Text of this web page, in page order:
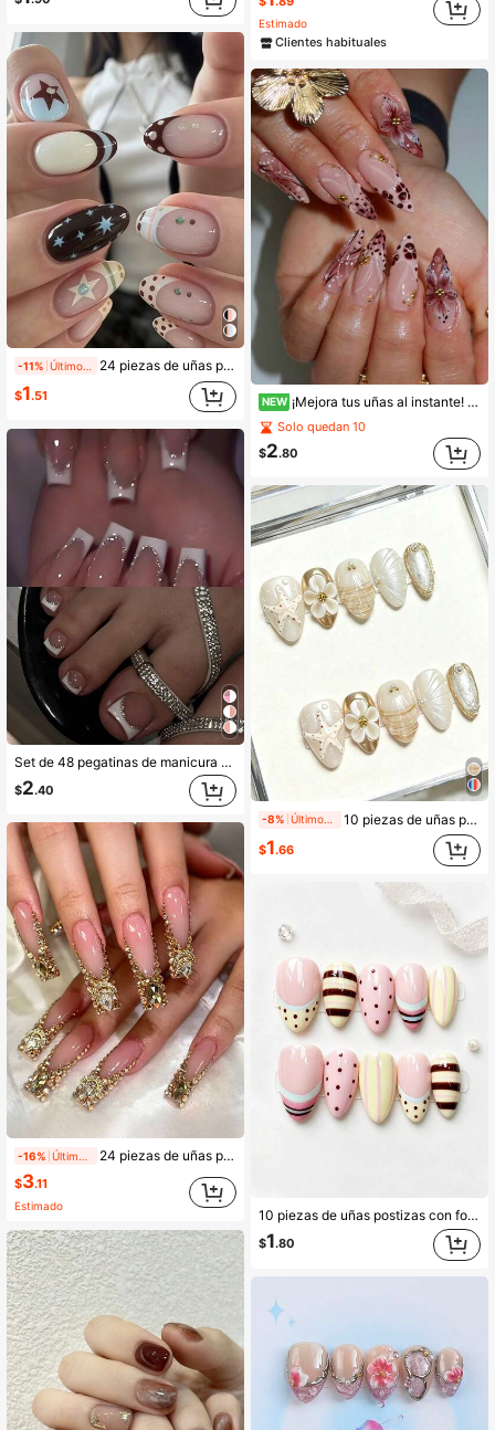
-11% 24 piezas de uñas postizas cortas ovaladas estilo Y2K con estrellas y lunares, diseño francés en crema, amarillo, azul y marrón, cobertura completa, incluye 1 pieza de pegamento de gelatina y 1 lima de uñas, perfectas para uso diario de mujeres y niñas, fiestas festivas, otoño e invierno, esencial para arte de uñas
$1.51
Set de 48 pegatinas de manicura francesa, que incluye 24 pegatinas de uñas cuadradas de longitud media y 24 pegatinas para uñas de los pies, estilo francés plateado brillante y blanco, set de uñas postizas cortas de cobertura total brillante, que incluye 2 piezas de gel de gelatina y 1 lima de uñas, adecuado para uso diario de uñas postizas y pegatinas de manicura francesa, adecuado para uso diario de mujeres y niñas
$2.40
-16% 24 piezas de uñas postizas cuadradas largas estilo francés, forma rectangular, decoradas con grandes cristales 3D dorados, diseño de decoración metálica, estilo lujoso Y2K, superficie suave, cobertura completa, adecuadas para el uso diario de mujeres y niñas
$3.11
Estimado
Estimado
Clientes habituales
NEW ¡Mejora tus uñas al instante! 24 piezas de uñas postizas de cobertura completa con forma de almendra francesa, degradado marrón claro vintage, diseño de gota de agua, lunares 3D glamorosos, flores y decoración de cuentas doradas, con pegamento de gelatina y lima de uñas, adecuadas para niñas y mujeres para uso diario, trabajo, fiesta, regreso a la escuela, otoño/invierno, suministros de arte de uñas
Solo quedan 10
$2.80
-8% 10 piezas de uñas postizas de estilo minimalista elegante Ins, versátiles para uso diario, con marco dorado, textura de arena dorada pintada a mano, efecto 3D en relieve, diseños de estrella de mar, flor, gota de agua larga y almendra corta, puntas de uñas artísticas en color blanco y dorado
$1.66
10 piezas de uñas postizas con forma de almendra, base transparente color nude, bloques de color macaron pintados a mano, rayas y lunares, estilo francés dulce, adecuado para vacaciones en la playa, fiestas, uso diario de verano y días festivos, regalo ideal para niñas
$1.80